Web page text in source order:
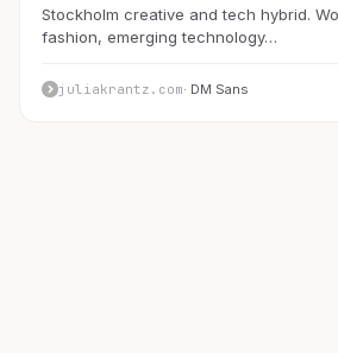
Stockholm creative and tech hybrid.
fashion, emerging technology…
juliakrantz.com· DM Sans